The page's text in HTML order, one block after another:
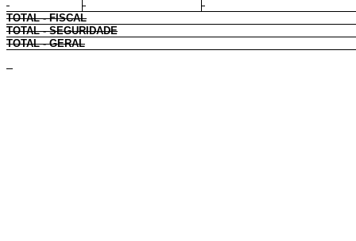
TOTAL - FISCAL
TOTAL - SEGURIDADE
TOTAL - GERAL